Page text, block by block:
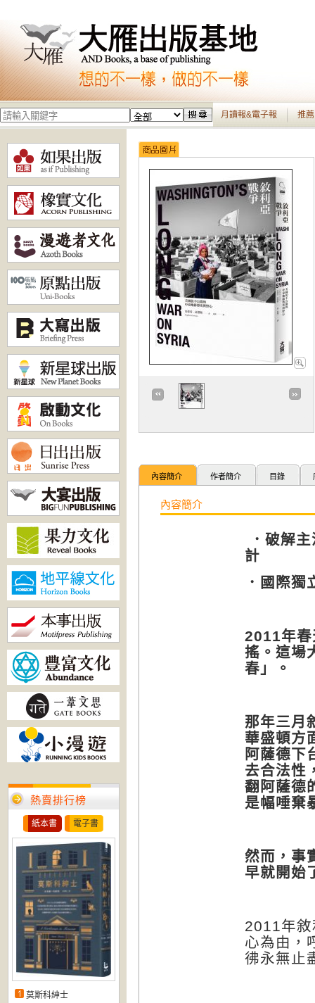
月讀報&電子報 推
熱賣排行榜
紙本書 電子書
莫斯科紳士
內容簡介 作者簡介 目錄
內容簡介
．破解
計
．國際獨
2011年
搖。這場
春」。
那年三月
華盛頓方
阿薩德下
去合法性
翻阿薩德
是幅唾棄
然而，事
早就開
2011年
心為由，
彿永無